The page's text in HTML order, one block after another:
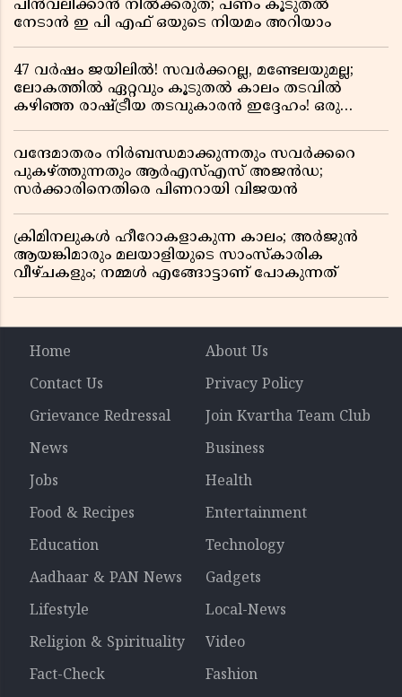
പിൻവലിക്കാൻ നിൽക്കരുത്; പണം കൂടുതൽ
നേടാൻ ഇ പി എഫ് ഒയുടെ നിയമം അറിയാം
47 വർഷം ജയിലിൽ! സവർക്കറല്ല, മണ്ടേലയുമല്ല;
ലോകത്തിൽ ഏറ്റവും കൂടുതൽ കാലം തടവിൽ
കഴിഞ്ഞ രാഷ്ട്രീയ തടവുകാരൻ ഇദ്ദേഹം! ഒരു
വന്ദേമാതരം നിർബന്ധമാക്കുന്നതും സവർക്കറെ
പുകഴ്ത്തുന്നതും ആർഎസ്എസ് അജൻഡ;
സർക്കാരിനെതിരെ പിണറായി വിജയൻ
ക്രിമിനലുകൾ ഹീറോകളാകുന്ന കാലം; അർജുൻ
ആയങ്കിമാരും മലയാളിയുടെ സാംസ്കാരിക
വീഴ്ചകളും; നമ്മൾ എങ്ങോട്ടാണ് പോകുന്നത്
Home
About Us
Contact Us
Privacy Policy
Grievance Redressal
Join Kvartha Team Club
News
Business
Jobs
Health
Food & Recipes
Entertainment
Education
Technology
Aadhaar & PAN News
Gadgets
Lifestyle
Local-News
Religion & Spirituality
Video
Fact-Check
Fashion